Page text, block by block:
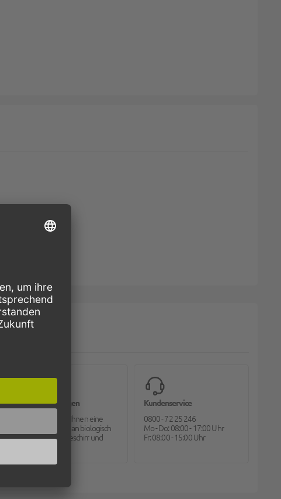
Bioverpackungen
Pack2go bietet Ihnen eine
große Auswahl an biologisch
abbaubarem Geschirr und
Kundenservice
0800 - 72 25 246
Mo - Do: 08:00 - 17:00 Uhr
Fr: 08:00 - 15:00 Uhr